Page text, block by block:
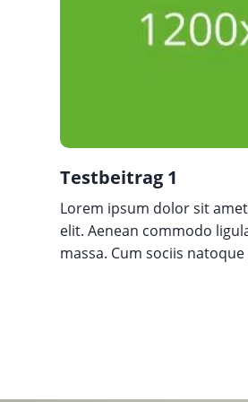
Testbeitrag 1
Lorem ipsum dolor sit
elit. Aenean commodo
massa. Cum sociis